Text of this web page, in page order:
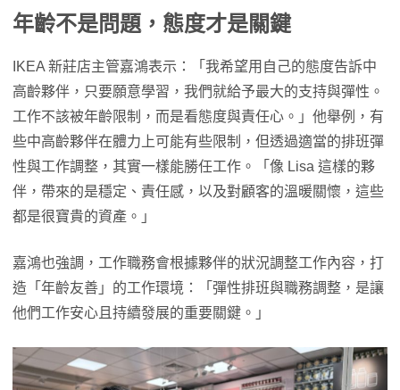
年齡不是問題，態度才是關鍵
IKEA 新莊店主管嘉鴻表示：「我希望用自己的態度告訴中
高齡夥伴，只要願意學習，我們就給予最大的支持與彈性。
工作不該被年齡限制，而是看態度與責任心。」他舉例，有
些中高齡夥伴在體力上可能有些限制，但透過適當的排班彈
性與工作調整，其實一樣能勝任工作。「像 Lisa 這樣的夥
伴，帶來的是穩定、責任感，以及對顧客的溫暖關懷，這些
都是很寶貴的資產。」
嘉鴻也強調，工作職務會根據夥伴的狀況調整工作內容，打
造「年齡友善」的工作環境：「彈性排班與職務調整，是讓
他們工作安心且持續發展的重要關鍵。」